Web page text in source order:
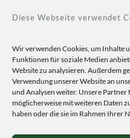
Diese Webseite verwendet
Wir verwenden Cookies, um Inhalte
Funktionen für soziale Medien
Website zu analysieren. Außerdem
Verwendung unserer Website an
und Analysen weiter. Unsere
möglicherweise mit weiteren Daten
haben oder die sie im Rahmen Ihrer
© 2020